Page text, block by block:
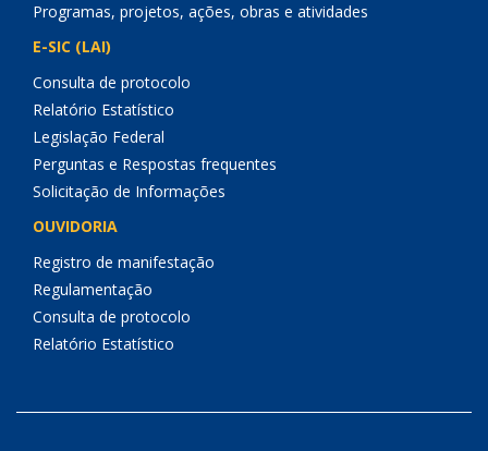
Programas, projetos, ações, obras e atividades
E-SIC (LAI)
Consulta de protocolo
Relatório Estatístico
Legislação Federal
Perguntas e Respostas frequentes
Solicitação de Informações
OUVIDORIA
Registro de manifestação
Regulamentação
Consulta de protocolo
Relatório Estatístico